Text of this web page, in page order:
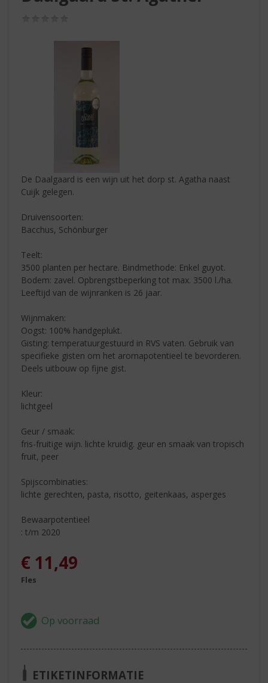
De Daalgaard is een wijn uit het dorp st. Agatha naast
Cuijk gelegen.
Druivensoorten:
Bacchus, Schönburger
Teelt:
3500 planten per hectare. Bindmethode: Enkel guyot.
Bodem: zavel. Opbrengstbeperking tot max. 3500 l./ha.
Leeftijd van de wijnranken is 26 jaar.
Wijnmaken:
Oogst: 100% handgeplukt.
Gisting: temperatuurgestuurd in RVS vaten. Gebruik van
specifieke gisten om het aromapotentieel te bevorderen.
Deels uitbouw op fijne gist.
Kleur:
lichtgeel
Geur / smaak:
fris-fruitige wijn. lichte kruidig. geur en smaak van tropisch
fruit, peer
Spijscombinaties:
lichte gerechten, pasta, risotto, geitenkaas, asperges
Bewaarpotentieel
: t/m 2020
€ 11,49
Fles
ETIKETINFORMATIE